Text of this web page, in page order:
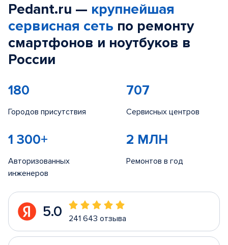
Pedant.ru — крупнейшая
сервисная сеть по ремонту
смартфонов и ноутбуков в
России
180
Городов присутствия
707
Сервисных центров
1 300+
Авторизованных
инженеров
2 МЛН
Ремонтов в год
5.0 241 643 отзыва